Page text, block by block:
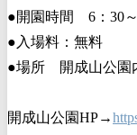
●開園時間 6：30
●入場料：無料
●場所 開成山公園
開成山公園HP→